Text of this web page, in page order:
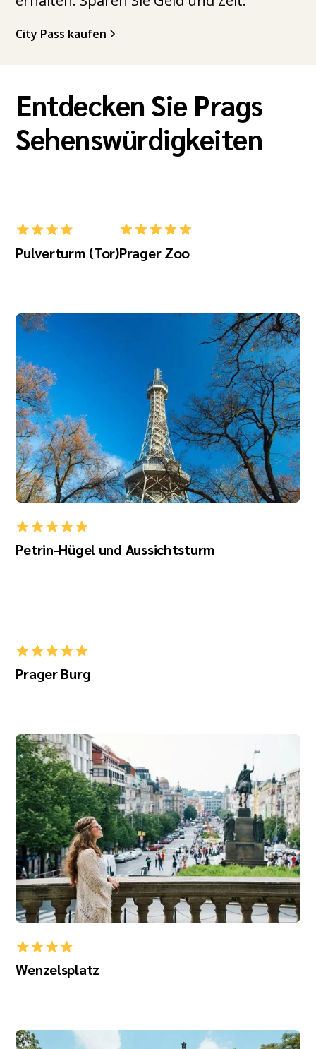
City Pass kaufen
Entdecken Sie Prags
Sehenswürdigkeiten
Pulverturm (Tor)Prager Zoo
Petrin-Hügel und Aussichtsturm
Prager Burg
Wenzelsplatz